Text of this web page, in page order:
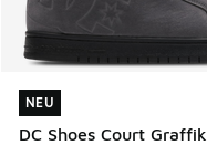
NEU
DC Shoes Court Graffik
NEU